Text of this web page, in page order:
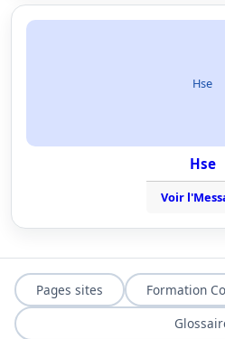
Hse
Hse
Voir
Pages sites Formation